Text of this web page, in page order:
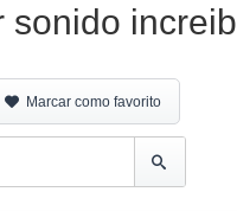
sonido
Marcar como favorito